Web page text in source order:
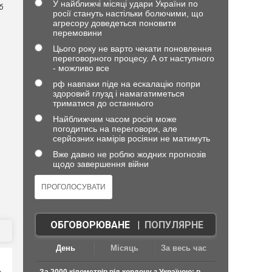
У найближчі місяці удари України по
росії стануть настільки болючими, що
агресору доведеться поновити
перемовини
Цього року не варто чекати поновлення
переговорного процесу. А от наступного
- можливо все
рф навпаки піде на ескалацію попри
здоровий глузд і намагатиметься
триматися до останнього
Найближчим часом росія може
погодитись на переговори, але
серйозних намірів росіяни не матимуть
Вже давно не роблю жодних прогнозів
щодо завершення війни
ОБГОВОРЮВАНЕ| ПОПУЛЯРНЕ
День Місяць За весь час